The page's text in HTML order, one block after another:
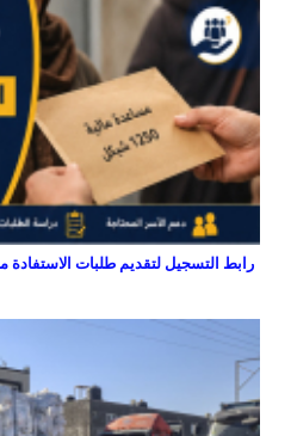
رابط التسجيل لتقديم طلبات الاستفادة من